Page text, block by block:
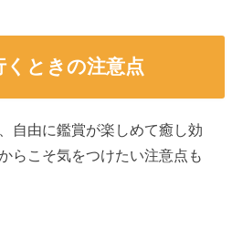
くときの注意点
自由に鑑賞が楽しめて癒し効
らこそ気をつけたい注意点も